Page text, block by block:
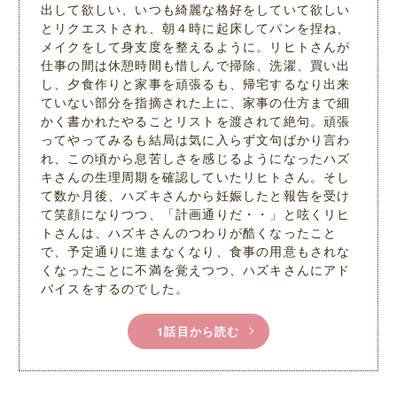
出して欲しい、いつも綺麗な格好をしていて欲しい
とリクエストされ、朝４時に起床してパンを捏ね、
メイクをして身支度を整えるように。リヒトさんが
仕事の間は休憩時間も惜しんで掃除、洗濯、買い出
し、夕食作りと家事を頑張るも、帰宅するなり出来
ていない部分を指摘された上に、家事の仕方まで細
かく書かれたやることリストを渡されて絶句。頑張
ってやってみるも結局は気に入らず文句ばかり言わ
れ、この頃から息苦しさを感じるようになったハズ
キさんの生理周期を確認していたリヒトさん。そし
て数か月後、ハズキさんから妊娠したと報告を受け
て笑顔になりつつ、「計画通りだ・・」と呟くリヒ
トさんは、ハズキさんのつわりが酷くなったこと
で、予定通りに進まなくなり、食事の用意もされな
くなったことに不満を覚えつつ、ハズキさんにアド
バイスをするのでした。
1話目から読む